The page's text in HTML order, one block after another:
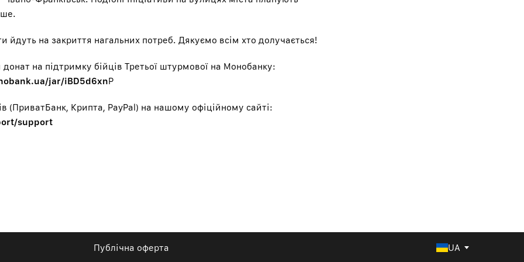
йдуть на закриття нагальних потреб. Дякуємо всім хто долучається!
на підтримку бійців Третьої штурмової на Монобанку:
jar/iBD5d6xnP
(ПриватБанк, Крипта, PayPal) на нашому офіційному сайті:
support
Публічна оферта UA